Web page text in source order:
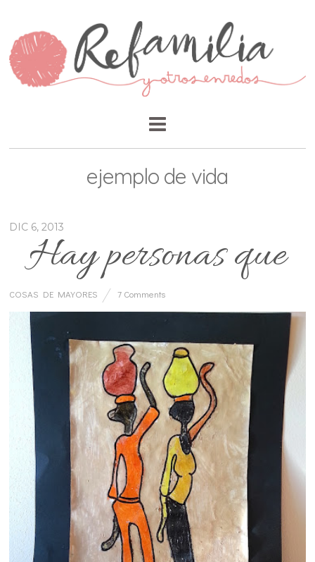
ejemplo de vida
DIC 6, 2013
Hay personas que
COSAS DE MAYORES 7 Comments